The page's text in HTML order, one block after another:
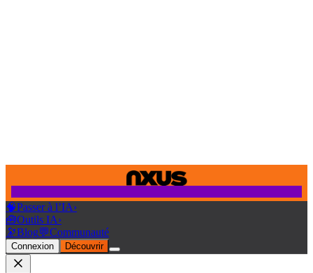
🧠Passer à l’IA›
🧰Outils IA›
🔭Blog💬Communauté
Connexion Découvrir